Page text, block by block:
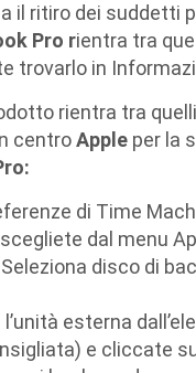
il ritiro dei suddetti
Pro rientra tra
trovarlo in
rientra tra
centroApple per la
di Time
dal menu
disco di
esterna
e cliccate